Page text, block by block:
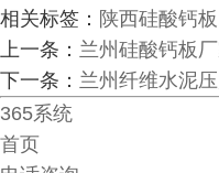
相关标签： 陕西硅酸钙板
上一条： 兰州硅酸钙板
下一条： 兰州纤维水泥
365系统
首页